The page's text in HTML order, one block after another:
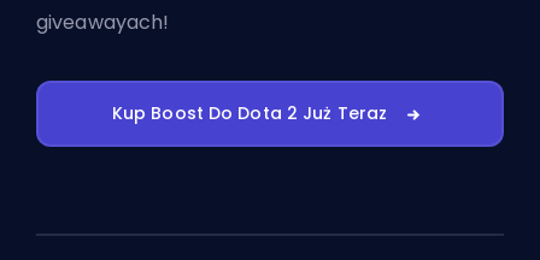
giveawayach!
Kup Boost Do Dota 2 Już Teraz